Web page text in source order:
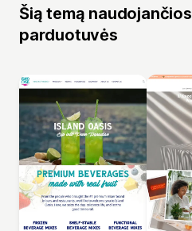
Šią temą naudojančios
parduotuvės